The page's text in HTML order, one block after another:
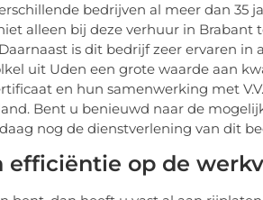
bedrijven al meer dan 35
alleen bij deze verhuur in Brabant
is dit bedrijf zeer ervaren in
uit Uden een grote waarde aan
en hun samenwerking met
Bent u benieuwd naar de
nog de dienstverlening van dit
efficiëntie op de